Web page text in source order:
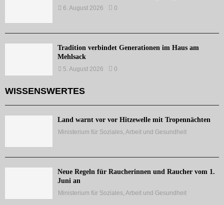
6. August 2026 0
Tradition verbindet Generationen im Haus am
Mehlsack
5. August 2026 0
WISSENSWERTES
Land warnt vor vor Hitzewelle mit Tropennächten
Ministerium für Soziales, Arbeit und Gesundheit
Neue Regeln für Raucherinnen und Raucher vom 1.
Juni an
Ministerium für Soziales, Arbeit und Gesundheit